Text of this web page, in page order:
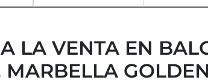
LA VENTA EN
MARBELLA